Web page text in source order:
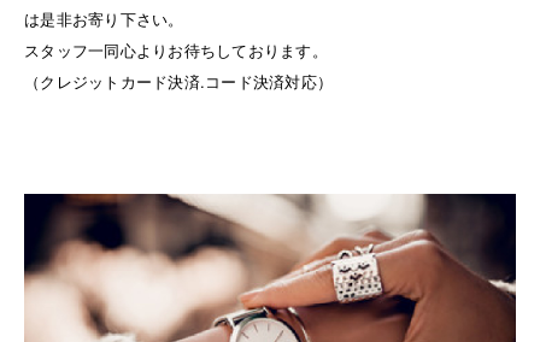
は是非お寄り下さい。
スタッフ一同心よりお待ちしております。
（クレジットカード決済.コード決済対応）